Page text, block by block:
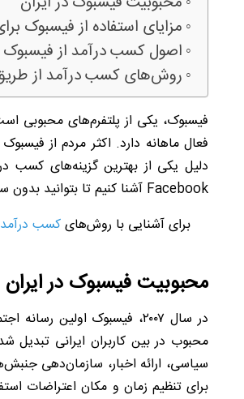
مزایای استفاده از فیسبوک
اصول کسب درآمد از فیسبوک
روش‌های کسب درآمد از
فیسبوک، یکی از پلتفرم‌های محبوبی
فعال ماهانه دارد. اکثر مردم از
دلیل یکی از بهترین گزینه‌های کسب
Facebook آشنا کنیم تا بتوانید
برای آشنایی با روش‌هایکسب درآمد
محبوبیت فیسبوکدر ایران
در سال ۲۰۰۷،
فیسبوک اولین رسانه
سیاسی، ارائه اخبار، سازمان‌دهی
برای تنظیم زمان و مکان اعتراضات